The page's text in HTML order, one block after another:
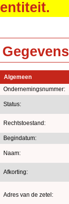
entiteit.
Algemeen
Ondernemingsnummer:
Status:
Rechtstoestand:
Begindatum:
Naam:
Afkorting:
Adres van de zetel: